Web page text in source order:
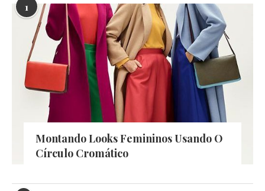
1
Montando Looks Femininos Usando O
Círculo Cromático